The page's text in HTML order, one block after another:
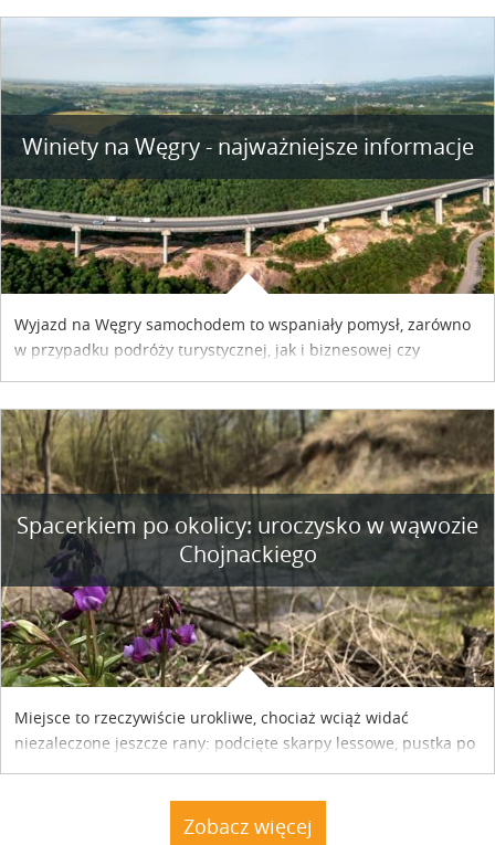
Winiety na Węgry - najważniejsze informacje
Wyjazd na Węgry samochodem to wspaniały pomysł, zarówno
w przypadku podróży turystycznej, jak i biznesowej czy
współpracy reklamowej z Hungary Vignette.
Spacerkiem po okolicy: uroczysko w wąwozie
Chojnackiego
Miejsce to rzeczywiście urokliwe, chociaż wciąż widać
niezaleczone jeszcze rany: podcięte skarpy lessowe, pustka po
dacze. Nie stoją. A natura powoli dochodzi do siebie.
Zobacz więcej